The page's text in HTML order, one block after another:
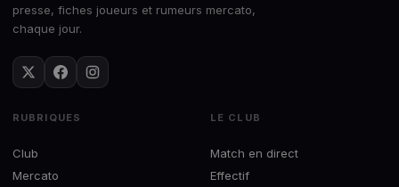
presse, fiches joueurs et rumeurs mercato,
chaque jour.
RUBRIQUES
Club
Mercato
LE CLUB
Match en direct
Effectif